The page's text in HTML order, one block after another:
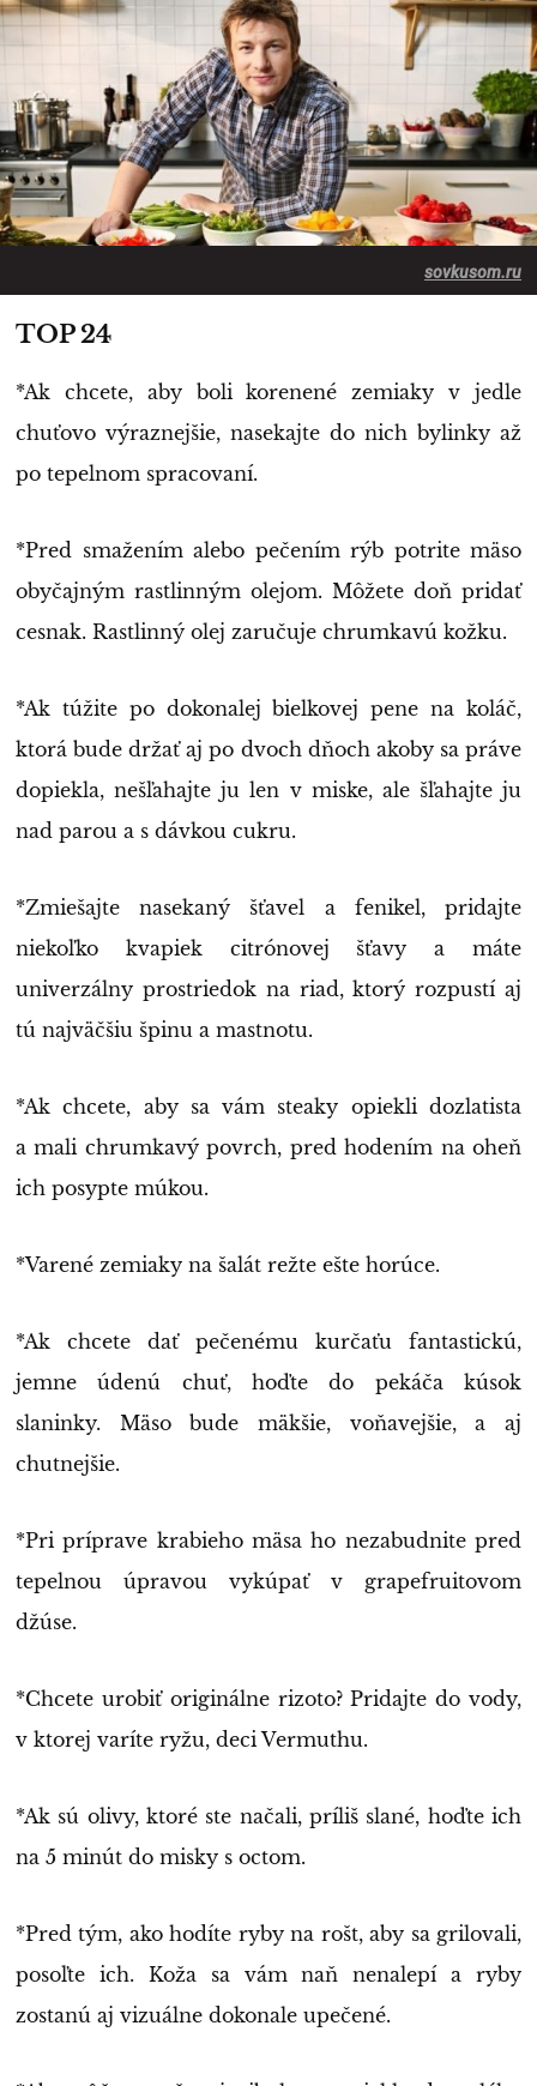
sovkusom.ru
TOP 24
*Ak chcete, aby boli korenené zemiaky v jedle
chuťovo výraznejšie, nasekajte do nich bylinky až
po tepelnom spracovaní.
*Pred smažením alebo pečením rýb potrite mäso
obyčajným rastlinným olejom. Môžete doň pridať
cesnak. Rastlinný olej zaručuje chrumkavú kožku.
*Ak túžite po dokonalej bielkovej pene na koláč,
ktorá bude držať aj po dvoch dňoch akoby sa práve
dopiekla, nešľahajte ju len v miske, ale šľahajte ju
nad parou a s dávkou cukru.
*Zmiešajte nasekaný šťavel a fenikel, pridajte
niekoľko kvapiek citrónovej šťavy a máte
univerzálny prostriedok na riad, ktorý rozpustí aj
tú najväčšiu špinu a mastnotu.
*Ak chcete, aby sa vám steaky opiekli dozlatista
a mali chrumkavý povrch, pred hodením na oheň
ich posypte múkou.
*Varené zemiaky na šalát režte ešte horúce.
*Ak chcete dať pečenému kurčaťu fantastickú,
jemne údenú chuť, hoďte do pekáča kúsok
slaninky. Mäso bude mäkšie, voňavejšie, a aj
chutnejšie.
*Pri príprave krabieho mäsa ho nezabudnite pred
tepelnou úpravou vykúpať v grapefruitovom
džúse.
*Chcete urobiť originálne rizoto? Pridajte do vody,
v ktorej varíte ryžu, deci Vermuthu.
*Ak sú olivy, ktoré ste načali, príliš slané, hoďte ich
na 5 minút do misky s octom.
*Pred tým, ako hodíte ryby na rošt, aby sa grilovali,
posoľte ich. Koža sa vám naň nenalepí a ryby
zostanú aj vizuálne dokonale upečené.